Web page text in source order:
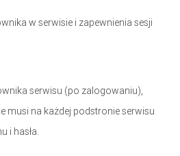
w serwisie i zapewnienia sesji
serwisu (po zalogowaniu),
musi na każdej podstronie serwisu
i hasła.